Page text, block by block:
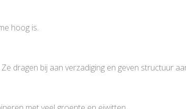
hoog is.
dragen bij aan verzadiging en geven structuur